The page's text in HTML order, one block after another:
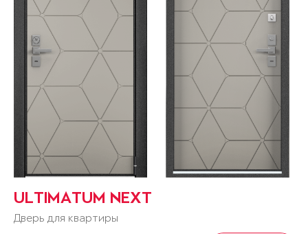
ULTIMATUM NEXT
Дверь для квартиры